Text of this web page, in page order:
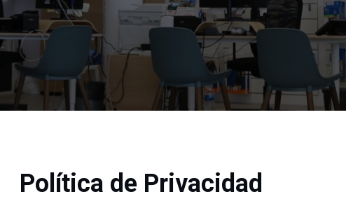
Política de Privacidad